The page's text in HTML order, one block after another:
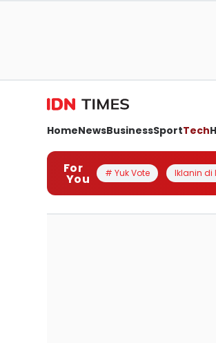
HomeNewsBusinessSportTech
For
You # Yuk Vote Iklanin di